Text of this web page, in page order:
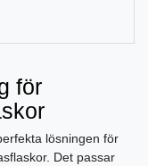
för
lösningen för
Det passar